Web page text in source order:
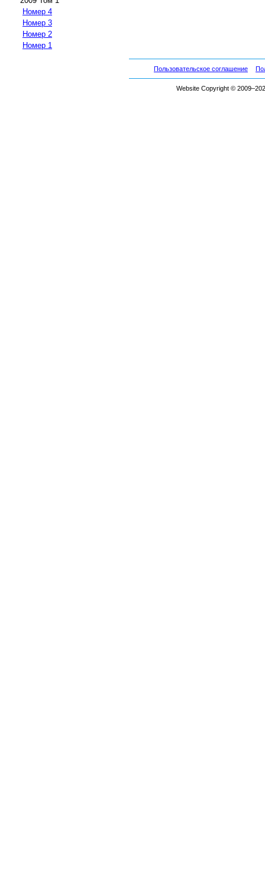
Номер 4
Номер 3
Номер 2
Номер 1
Пользовательское соглашение
Website Copyright ©